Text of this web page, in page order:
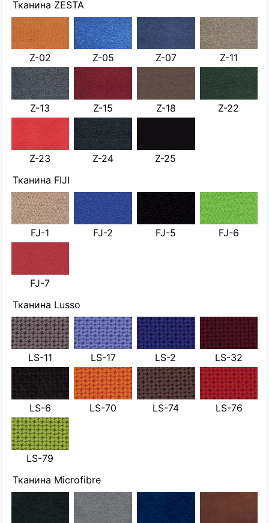
Тканина ZESTA
Z-02 Z-05 Z-07 Z-11
Z-13 Z-15 Z-18 Z-22
Z-23 Z-24
Z-25
Тканина FIJI
FJ-1 FJ-2 FJ-5 FJ-6
FJ-7
Тканина Lusso
LS-11 LS-17 LS-2 LS-32
LS-6 LS-70 LS-74 LS-76
LS-79
Тканина Microfibre